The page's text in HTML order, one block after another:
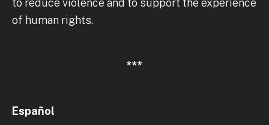
to reduce violence and to support the experience
of human rights.
***
Español